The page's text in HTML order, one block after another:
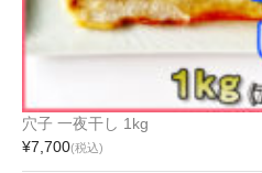
穴子 一夜干し 1kg
¥7,700(税込)